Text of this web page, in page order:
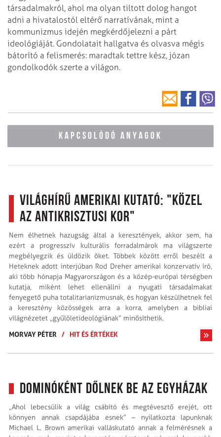
társadalmakról, ahol ma olyan tiltott dolog hangot
adni a hivatalostól eltérő narratívának, mint a
kommunizmus idején megkérdőjelezni a párt
ideológiáját. Gondolatait hallgatva és olvasva mégis
bátorító a felismerés: maradtak tettre kész, józan
gondolkodók szerte a világon.
KAPCSOLÓDÓ ANYAGOK
Világhírű amerikai kutató: "közel
az antikrisztusi kor"
Nem élhetnek hazugság által a keresztények, akkor sem, ha
ezért a progresszív kulturális forradalmárok ma világszerte
megbélyegzik és üldözik õket. Többek között erről beszélt a
Heteknek adott interjúban Rod Dreher amerikai konzervatív író,
aki több hónapja Magyarországon és a közép-európai térségben
kutatja, miként lehet ellenállni a nyugati társadalmakat
fenyegető puha totalitarianizmusnak, és hogyan készülhetnek fel
a keresztény közösségek arra a korra, amelyben a bibliai
világnézetet „gyűlöletideológiának” minősíthetik.
MORVAY PÉTER
/ HIT ÉS ÉRTÉKEK
Dominóként dőlnek be az egyházak
„Ahol lebecsülik a világ csábító és megtévesztő erejét, ott
könnyen annak csapdájába esnek” – nyilatkozta lapunknak
Michael L. Brown amerikai valláskutató annak a felmérésnek a